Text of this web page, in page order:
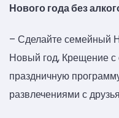
Нового года без
– Сделайте семейный
Новый год, Крещение с
праздничную
развлечениями с